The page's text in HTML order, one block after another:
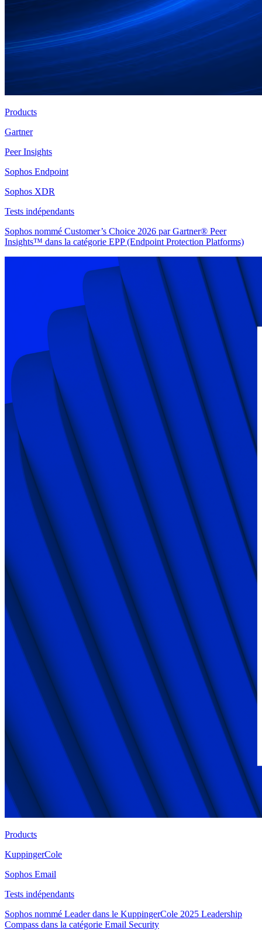
Products
Gartner
Peer Insights
Sophos Endpoint
Sophos XDR
Tests indépendants
Sophos nommé Customer’s Choice 2026 par Gartner® Peer
Insights™ dans la catégorie EPP (Endpoint Protection Platforms)
Products
KuppingerCole
Sophos Email
Tests indépendants
Sophos nommé Leader dans le KuppingerCole 2025 Leadership
Compass dans la catégorie Email Security